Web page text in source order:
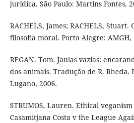
jurídica. São Paulo: Martins Fontes,
RACHELS, James; RACHELS, Stuart.
filosofia moral. Porto Alegre: AMGH,
REGAN. Tom. Jaulas vazias:
dos animais. Tradução de R. Rheda.
Lugano, 2006.
STRUMOS, Lauren. Ethical
Casamitjana Costa v the League